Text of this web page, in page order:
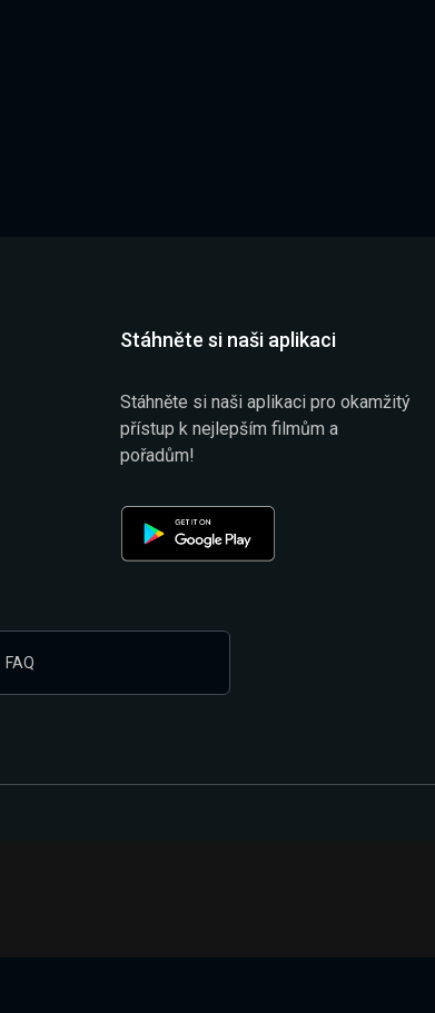
Stáhněte si naši aplikaci
Stáhněte si naši aplikaci pro okamžitý
přístup k nejlepším filmům a
pořadům!
FAQ